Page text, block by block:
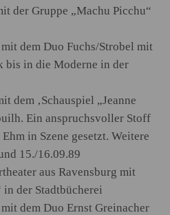
der Gruppe „Machu Picchu“
dem Duo Fuchs/Strobel mit
bis in die Moderne in der
dem ‚Schauspiel „Jeanne
Ein anspruchsvoller Stoff
in Szene gesetzt. Weitere
15./16.09.89
aus Ravensburg mit
der Stadtbücherei
dem Duo Ernst Greinacher